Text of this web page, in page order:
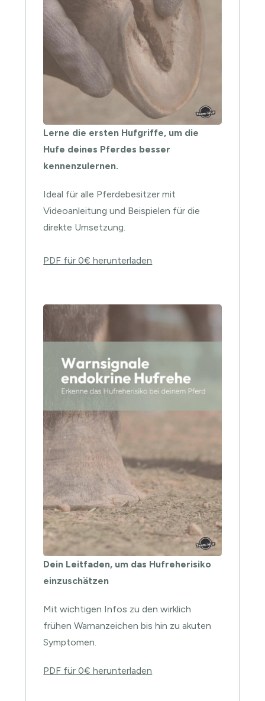
Lerne die ersten Hufgriffe, um die
Hufe deines Pferdes besser
kennenzulernen.
Ideal für alle Pferdebesitzer mit
Videoanleitung und Beispielen für die
direkte Umsetzung.
PDF für 0€ herunterladen
Dein Leitfaden, um das Hufreherisiko
einzuschätzen
Mit wichtigen Infos zu den wirklich
frühen Warnanzeichen bis hin zu akuten
Symptomen.
PDF für 0€ herunterladen